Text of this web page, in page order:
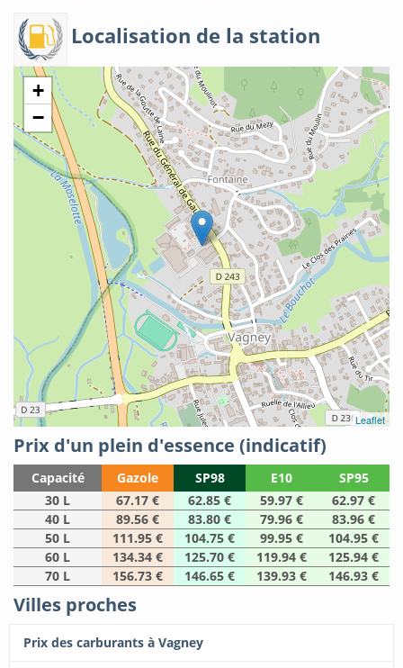
Localisation de la station
+
−
Leaflet
Prix d'un plein d'essence (indicatif)
Capacité Gazole SP98 E10
SP95
30 L
67.17 € 62.85 € 59.97 €
62.97 €
40 L
89.56 € 83.80 € 79.96 €
83.96 €
50 L
111.95 € 104.75 € 99.95 €
104.95 €
60 L
134.34 € 125.70 € 119.94 €
125.94 €
70 L
156.73 € 146.65 € 139.93 € 146.93 €
Villes proches
Prix des carburants à Vagney